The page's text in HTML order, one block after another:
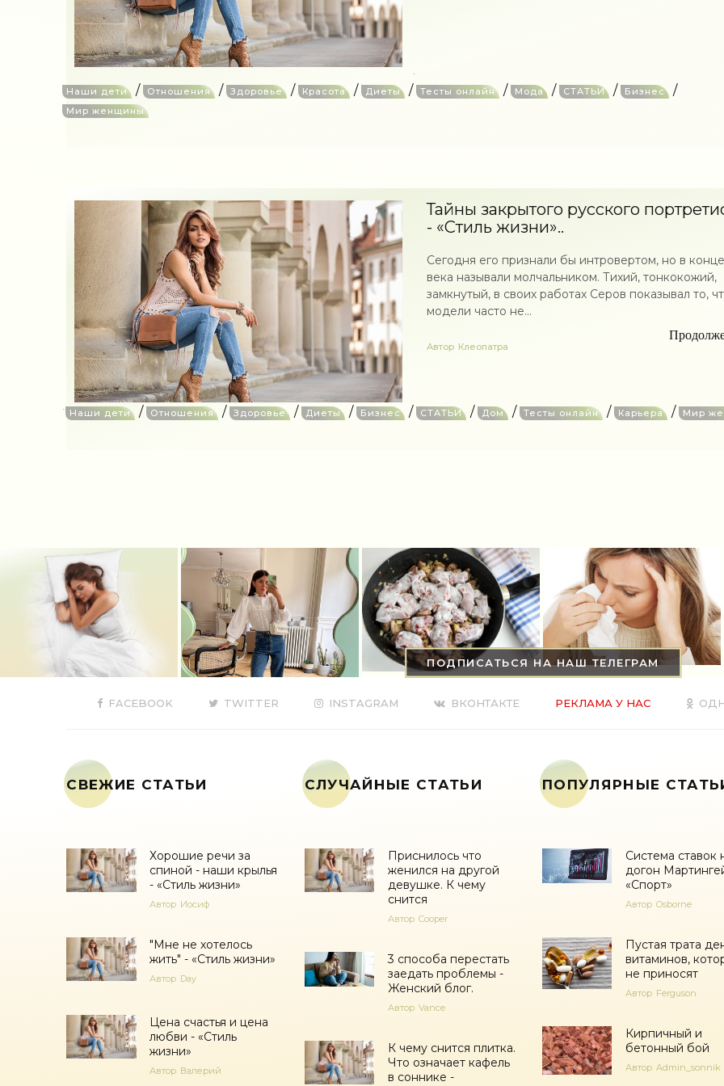
Наши дети / Отношения / Здоровье / Красота / Диеты / Тесты онлайн / Мода / СТАТЬИ / Бизнес /
Мир женщины
Тайны закрытого русского
- «Стиль жизни»..
Сегодня его признали бы интровертом, но в
века называли молчальником. Тихий, тонкокожий,
замкнутый, в своих работах Серов показывал то,
модели часто не...
Автор Клеопатра
Наши дети / Отношения / Здоровье / Диеты / Бизнес / СТАТЬИ / Дом / Тесты онлайн / Карьера / Мир
ПОДПИСАТЬСЯ НА НАШ ТЕЛЕГРАМ
FACEBOOK TWITTER INSTAGRAM ВКОНТАКТЕ РЕКЛАМА У НАС
СВЕЖИЕ СТАТЬИ
Хорошие речи за
спиной - наши крылья
- «Стиль жизни»
Автор Иосиф
"Мне не хотелось
жить" - «Стиль жизни»
Автор Day
Цена счастья и цена
любви - «Стиль
жизни»
Автор Валерий
СЛУЧАЙНЫЕ СТАТЬИ
Приснилось что
женился на другой
девушке. К чему
снится
Автор Cooper
3 способа перестать
заедать проблемы -
Женский блог.
Автор Vance
К чему снится плитка.
Что означает кафель
в соннике -
ПОПУЛЯРНЫЕ
Система ставок
догон
«Спорт»
Автор Osborne
Пустая трата
витаминов,
не приносят
Автор Ferguson
Кирпичный и
бетонный бой
Автор Admin_sonnik